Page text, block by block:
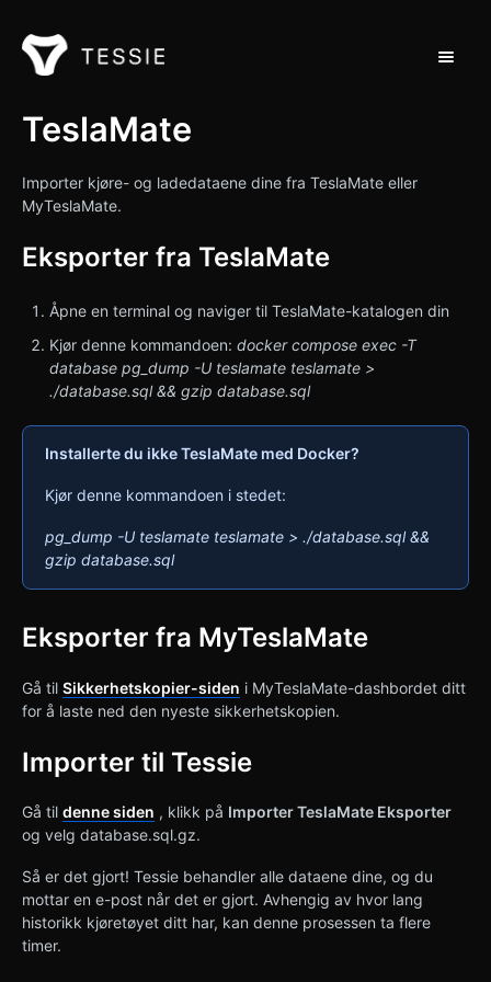
Bytt
Kontakt
TeslaMate
Importer kjøre- og ladedataene dine fra TeslaMate eller
MyTeslaMate.
Eksporter fra TeslaMate
Åpne en terminal og naviger til TeslaMate-katalogen din
Kjør denne kommandoen: docker compose exec -T
database pg_dump -U teslamate teslamate >
./database.sql && gzip database.sql
Installerte du ikke TeslaMate med Docker?
Kjør denne kommandoen i stedet:
pg_dump -U teslamate teslamate > ./database.sql &&
gzip database.sql
Eksporter fra MyTeslaMate
Gå til Sikkerhetskopier-siden i MyTeslaMate-dashbordet ditt
for å laste ned den nyeste sikkerhetskopien.
Importer til Tessie
Gå til denne siden , klikk på Importer TeslaMate Eksporter
og velg database.sql.gz.
Så er det gjort! Tessie behandler alle dataene dine, og du
mottar en e-post når det er gjort. Avhengig av hvor lang
historikk kjøretøyet ditt har, kan denne prosessen ta flere
timer.